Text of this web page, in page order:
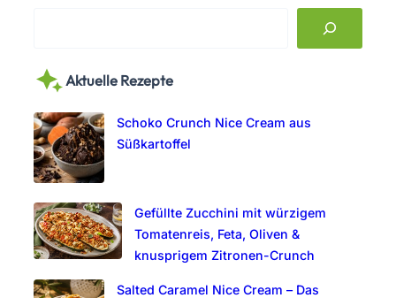
r
h
Aktuelle Rezepte
Schoko Crunch Nice Cream aus
Süßkartoffel
Gefüllte Zucchini mit würzigem
Tomatenreis, Feta, Oliven &
knusprigem Zitronen-Crunch
Salted Caramel Nice Cream – Das